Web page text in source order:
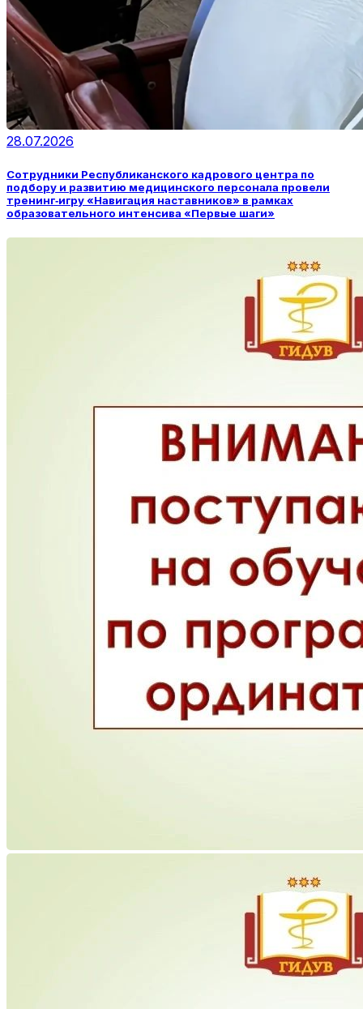
28.07.2026
Сотрудники Республиканского кадрового центра по
подбору и развитию медицинского персонала провели
тренинг‑игру «Навигация наставников» в рамках
образовательного интенсива «Первые шаги»